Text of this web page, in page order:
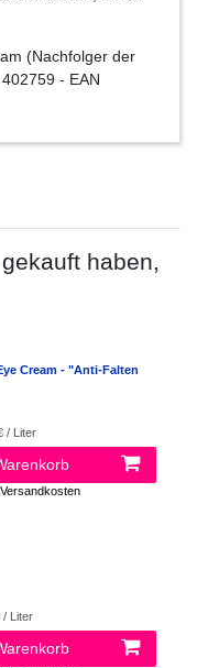
(Nachfolger der
402759 - EAN
haben,
Cream - "Anti-Falten
/ Liter
Versandkosten
/ Liter